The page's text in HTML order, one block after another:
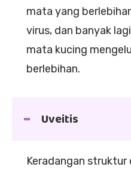
mata yang
virus, dan banyak
mata kucing
berlebihan.
Uveitis
Keradangan